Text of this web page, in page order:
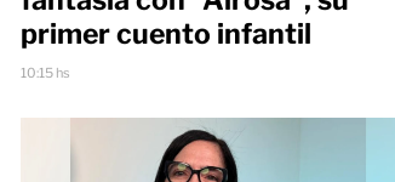
primer cuento infantil
10:15 hs